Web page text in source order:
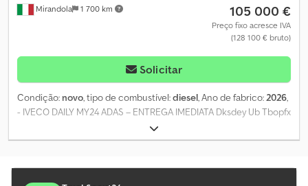
Mirandola 1 700 km 105 000 €
Preço fixo acresce IVA
(128 100 € bruto)
Solicitar
Condição: novo, tipo de combustível:diesel, Ano de fabrico:2026,
- IVECO DAILY MY24 ADAS – ENTREGA IMEDIATA Dksdey Ub Tbopfx
Aazer Câmbio automático de 8 marchas, cilindrada 3L, 176 CV.
Comprimento 7618 mm, largura 2174 mm, altura H2 - Piso
Porta de passageiros com acionamento elétrico - 22 assentos